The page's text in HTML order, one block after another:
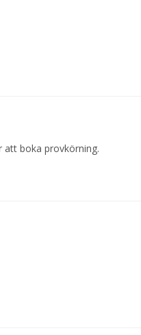
att boka provkörning.